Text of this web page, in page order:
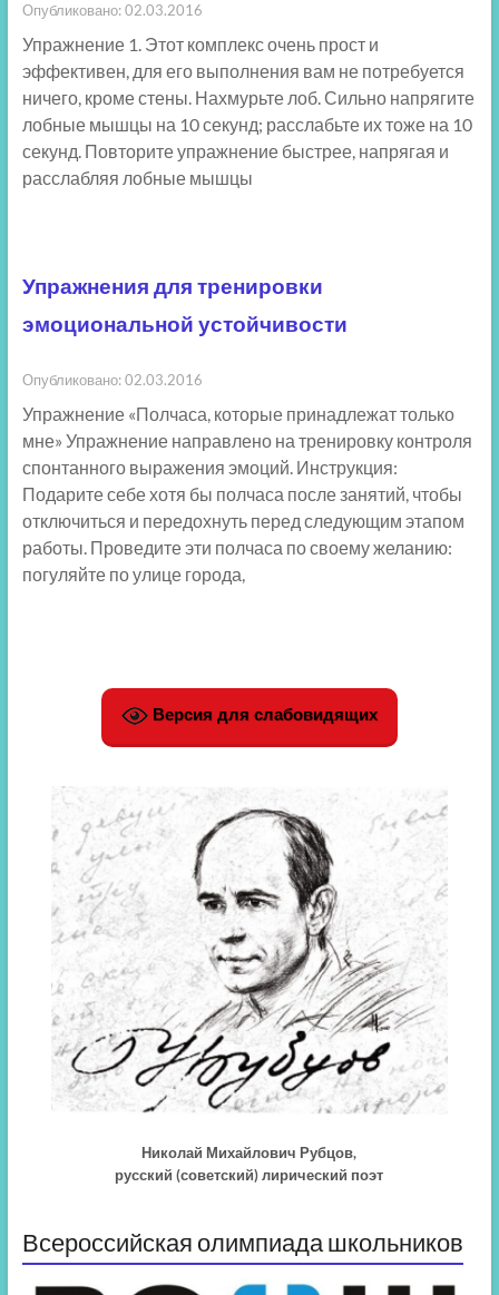
Опубликовано: 02.03.2016
Упражнение 1. Этот комплекс очень прост и
эффективен, для его выполнения вам не потребуется
ничего, кроме стены. Нахмурьте лоб. Сильно напрягите
лобные мышцы на 10 секунд; расслабьте их тоже на 10
секунд. Повторите упражнение быстрее, напрягая и
расслабляя лобные мышцы
Упражнения для тренировки
эмоциональной устойчивости
Опубликовано: 02.03.2016
Упражнение «Полчаса, которые принадлежат только
мне» Упражнение направлено на тренировку контроля
спонтанного выражения эмоций. Инструкция:
Подарите себе хотя бы полчаса после занятий, чтобы
отключиться и передохнуть перед следующим этапом
работы. Проведите эти полчаса по своему желанию:
погуляйте по улице города,
Версия для слабовидящих
Николай Михайлович Рубцов,
русский (советский) лирический поэт
Всероссийская олимпиада школьников